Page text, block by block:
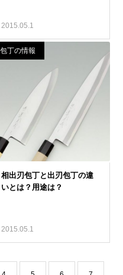
2015.05.1
包丁の情報
2015.05.1